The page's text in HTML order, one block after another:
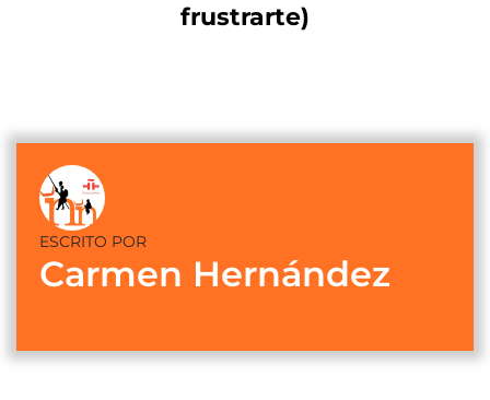
frustrarte)
ESCRITO POR
Carmen Hernández